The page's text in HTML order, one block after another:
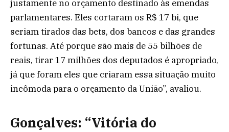
justamente no orçamento destinado às emendas
parlamentares. Eles cortaram os R$ 17 bi, que
seriam tirados das bets, dos bancos e das grandes
fortunas. Até porque são mais de 55 bilhões de
reais, tirar 17 milhões dos deputados é apropriado,
já que foram eles que criaram essa situação muito
incômoda para o orçamento da União”, avaliou.
Gonçalves: “Vitória do